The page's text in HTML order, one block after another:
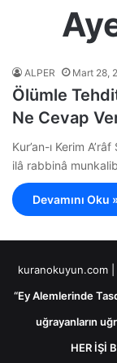
ALPER Mart 28,
Ölümle
Ne Cevap
Kur’an-ı Kerim
Devamını Oku
kuranokuyun.com |
“Ey Alemlerinde
uğrayanların
HER İŞİ